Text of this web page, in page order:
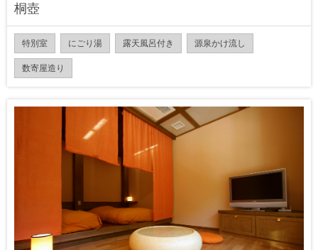
桐壺
特別室 にごり湯 露天風呂付き 源泉かけ流し
数寄屋造り